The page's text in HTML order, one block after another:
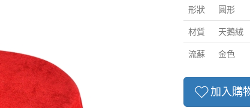
形狀 圓形
材質 天鵝絨
流蘇 金色
加入購